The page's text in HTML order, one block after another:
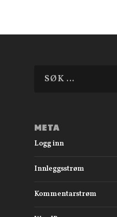
META
Logg inn
Innleggsstrøm
Kommentarstrøm